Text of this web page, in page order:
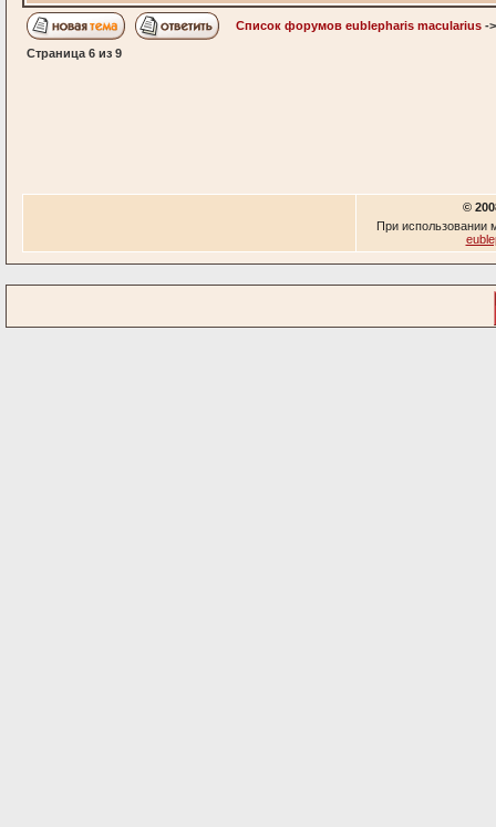
Список форумов eublepharis macularius -
Страница 6 из 9
©
При использовании